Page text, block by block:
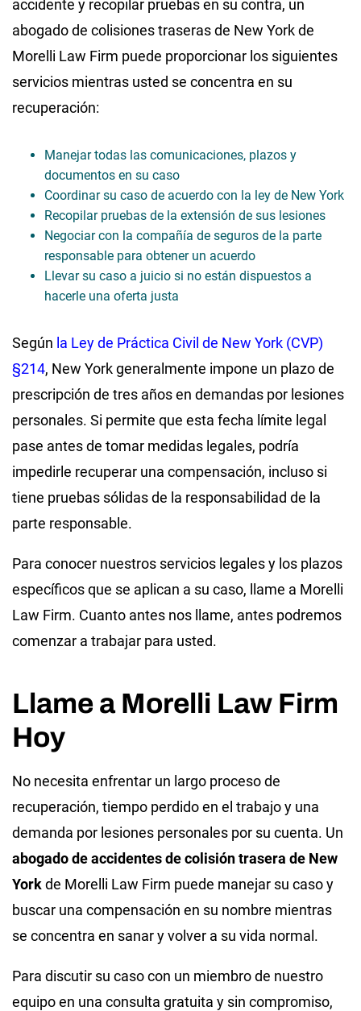
accidente y recopilar pruebas en su contra, un
abogado de colisiones traseras de New York de
Morelli Law Firm puede proporcionar los siguientes
servicios mientras usted se concentra en su
recuperación:
Manejar todas las comunicaciones, plazos y
documentos en su caso
Coordinar su caso de acuerdo con la ley de New York
Recopilar pruebas de la extensión de sus lesiones
Negociar con la compañía de seguros de la parte
responsable para obtener un acuerdo
Llevar su caso a juicio si no están dispuestos a
hacerle una oferta justa
Según la Ley de Práctica Civil de New York (CVP)
§214, New York generalmente impone un plazo de
prescripción de tres años en demandas por lesiones
personales. Si permite que esta fecha límite legal
pase antes de tomar medidas legales, podría
impedirle recuperar una compensación, incluso si
tiene pruebas sólidas de la responsabilidad de la
parte responsable.
Para conocer nuestros servicios legales y los plazos
específicos que se aplican a su caso, llame a Morelli
Law Firm. Cuanto antes nos llame, antes podremos
comenzar a trabajar para usted.
Llame a Morelli Law Firm
Hoy
No necesita enfrentar un largo proceso de
recuperación, tiempo perdido en el trabajo y una
demanda por lesiones personales por su cuenta. Un
abogado de accidentes de colisión trasera de New
Yorkde Morelli Law Firm puede manejar su caso y
buscar una compensación en su nombre mientras
se concentra en sanar y volver a su vida normal.
Para discutir su caso con un miembro de nuestro
equipo en una consulta gratuita y sin compromiso,